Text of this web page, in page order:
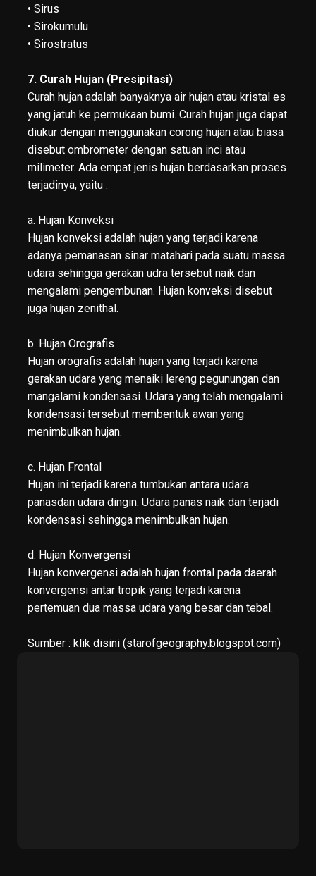
• Sirus
• Sirokumulu
• Sirostratus
7. Curah Hujan (Presipitasi)
Curah hujan adalah banyaknya air hujan atau kristal es
yang jatuh ke permukaan bumi. Curah hujan juga dapat
diukur dengan menggunakan corong hujan atau biasa
disebut ombrometer dengan satuan inci atau
milimeter. Ada empat jenis hujan berdasarkan proses
terjadinya, yaitu :
a. Hujan Konveksi
Hujan konveksi adalah hujan yang terjadi karena
adanya pemanasan sinar matahari pada suatu massa
udara sehingga gerakan udra tersebut naik dan
mengalami pengembunan. Hujan konveksi disebut
juga hujan zenithal.
b. Hujan Orografis
Hujan orografis adalah hujan yang terjadi karena
gerakan udara yang menaiki lereng pegunungan dan
mangalami kondensasi. Udara yang telah mengalami
kondensasi tersebut membentuk awan yang
menimbulkan hujan.
c. Hujan Frontal
Hujan ini terjadi karena tumbukan antara udara
panasdan udara dingin. Udara panas naik dan terjadi
kondensasi sehingga menimbulkan hujan.
d. Hujan Konvergensi
Hujan konvergensi adalah hujan frontal pada daerah
konvergensi antar tropik yang terjadi karena
pertemuan dua massa udara yang besar dan tebal.
Sumber : klik disini (starofgeography.blogspot.com)